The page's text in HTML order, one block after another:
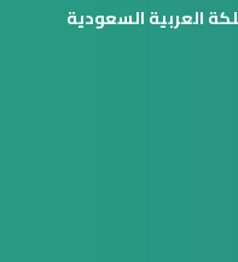
العربية السعودية